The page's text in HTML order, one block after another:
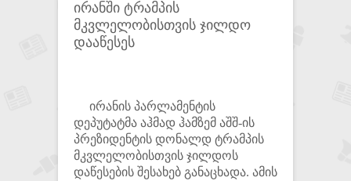
ირანში ტრამპის
მკვლელობისთვის ჯილდო
დააწესეს
ირანის პარლამენტის
დეპუტატმა აჰმად ჰამზემ აშშ-ის
პრეზიდენტის დონალდ ტრამპის
მკვლელობისთვის ჯილდოს
დაწესების შესახებ განაცხადა. ამის